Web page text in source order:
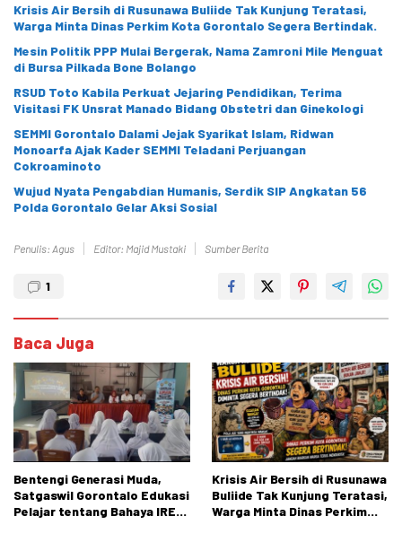
Krisis Air Bersih di Rusunawa Buliide Tak Kunjung Teratasi,
Warga Minta Dinas Perkim Kota Gorontalo Segera Bertindak.
Mesin Politik PPP Mulai Bergerak, Nama Zamroni Mile Menguat
di Bursa Pilkada Bone Bolango
RSUD Toto Kabila Perkuat Jejaring Pendidikan, Terima
Visitasi FK Unsrat Manado Bidang Obstetri dan Ginekologi
SEMMI Gorontalo Dalami Jejak Syarikat Islam, Ridwan
Monoarfa Ajak Kader SEMMI Teladani Perjuangan
Cokroaminoto
Wujud Nyata Pengabdian Humanis, Serdik SIP Angkatan 56
Polda Gorontalo Gelar Aksi Sosial
Penulis: Agus Editor: Majid Mustaki Sumber Berita
1
Baca Juga
Bentengi Generasi Muda,
Satgaswil Gorontalo Edukasi
Pelajar tentang Bahaya IRET,
Krisis Air Bersih di Rusunawa
Buliide Tak Kunjung Teratasi,
Warga Minta Dinas Perkim